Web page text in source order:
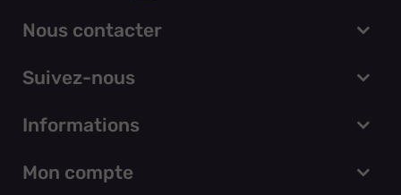
Nous contacter
Suivez-nous
Informations
Mon compte